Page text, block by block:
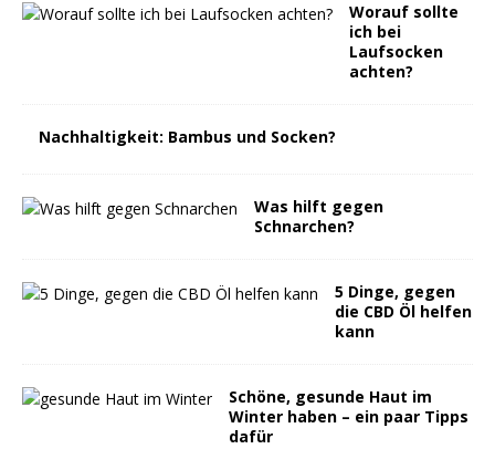
Worauf sollte
ich bei
Laufsocken
achten?
Nachhaltigkeit: Bambus und Socken?
Was hilft gegen
Schnarchen?
5 Dinge, gegen
die CBD Öl helfen
kann
Schöne, gesunde Haut im
Winter haben – ein paar Tipps
dafür